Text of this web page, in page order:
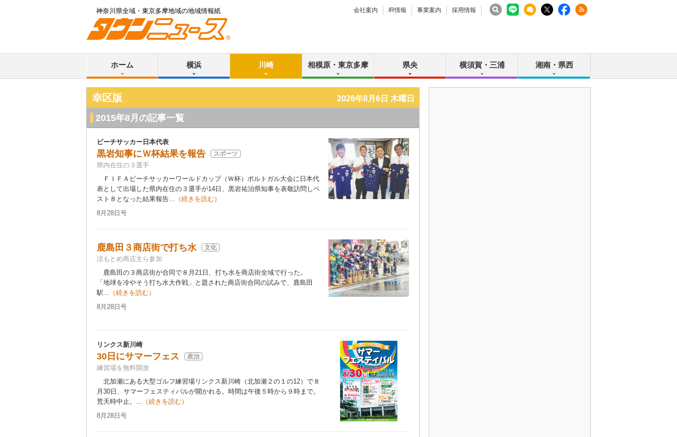
神奈川県全域・東京多摩地域の地域情報紙 会社案内 IR情報 事業案内 採用情報
ホーム 横浜 川崎 相模原・東京多摩 県央 横須賀・三浦 湘南・県西
幸区版 2026年8月6日 木曜日
2015年8月の記事一覧
ビーチサッカー日本代表
黒岩知事にＷ杯結果を報告 スポーツ
県内在住の３選手
ＦＩＦＡビーチサッカーワールドカップ（Ｗ杯）ポルトガル大会に日本代
表として出場した県内在住の３選手が14日、黒岩祐治県知事を表敬訪問しベ
スト８となった結果報告... （続きを読む）
8月28日号
鹿島田３商店街で打ち水 文化
涼もとめ商店主ら参加
鹿島田の３商店街が合同で８月21日、打ち水を商店街全域で行った。
「地球を冷やそう打ち水大作戦」と題された商店街合同の試みで、鹿島田
駅... （続きを読む）
8月28日号
リンクス新川崎
30日にサマーフェス 政治
練習場を無料開放
北加瀬にある大型ゴルフ練習場リンクス新川崎（北加瀬２の１の12）で８
月30日、サマーフェスティバルが開かれる。時間は午後５時から９時まで。
荒天時中止。... （続きを読む）
8月28日号